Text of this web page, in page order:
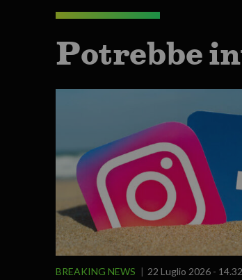
Potrebbe
BREAKING NEWS 22 Luglio 2026 - 14.32